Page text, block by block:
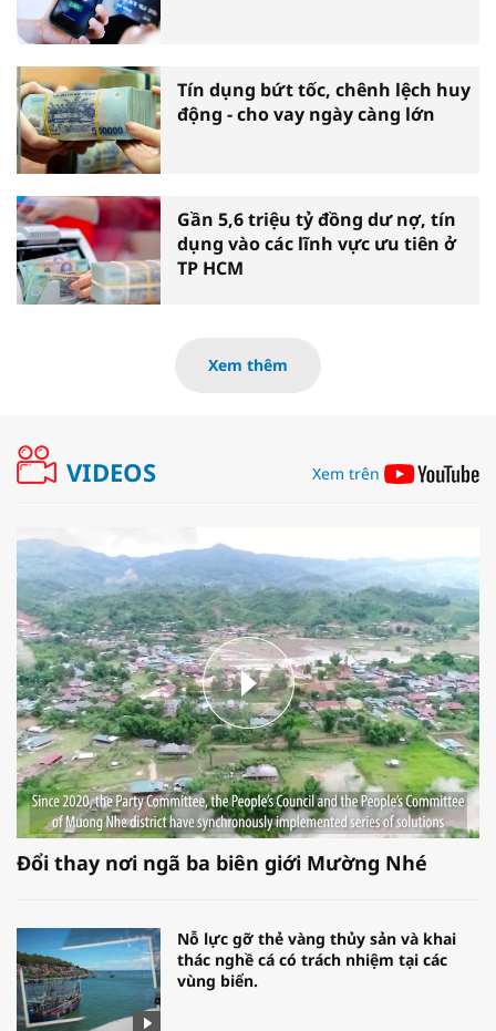
Tín dụng bứt tốc, chênh lệch huy
động - cho vay ngày càng lớn
Gần 5,6 triệu tỷ đồng dư nợ, tín
dụng vào các lĩnh vực ưu tiên ở
TP HCM
Xem thêm
VIDEOS Xem trên
Đổi thay nơi ngã ba biên giới Mường Nhé
Nỗ lực gỡ thẻ vàng thủy sản và khai
thác nghề cá có trách nhiệm tại các
vùng biển.